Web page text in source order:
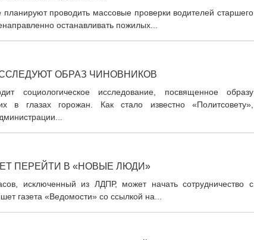
проводить массовые проверки водителей старшего
останавливать пожилых...
ОБРАЗ ЧИНОВНИКОВ
социологическое исследование, посвященное образу
в глазах горожан. Как стало известно «Политсовету»,
ПЕРЕЙТИ В «НОВЫЕ ЛЮДИ»
исключенный из ЛДПР, может начать сотрудничество с
газета «Ведомости» со ссылкой на...